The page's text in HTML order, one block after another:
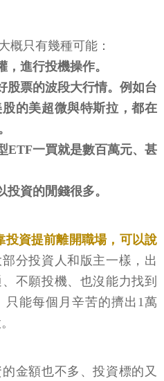
概只有幾種可能：
進行投機操作。
股票的波段大行情。例如台
的美超微與特斯拉，都在
ETF一買就是數百萬元、甚
資的閒錢很多。
投資提前離開職場，可以說
分投資人和版主一樣，出
不願投機、也沒能力找到
只能每個月辛苦的擠出1萬
金額也不多、投資標的又